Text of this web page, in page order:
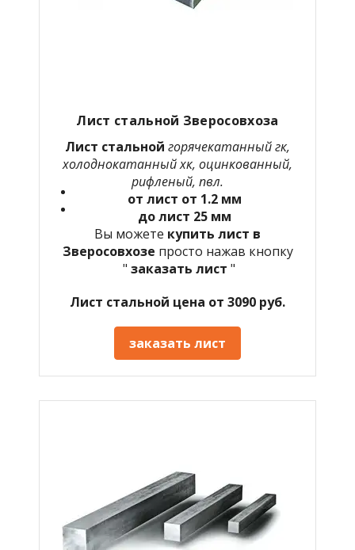
Лист стальной Зверосовхоза
Лист стальной горячекатанный гк,
холоднокатанный хк, оцинкованный,
рифленый, пвл.
от лист от 1.2 мм
до лист 25 мм
Вы можете купить лист в
Зверосовхозе просто нажав кнопку
" заказать лист "
Лист стальной цена от 3090 руб.
заказать лист